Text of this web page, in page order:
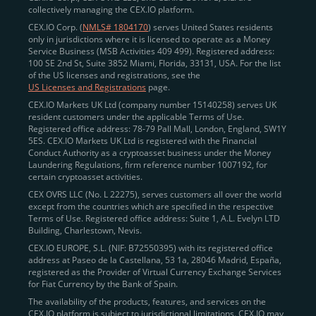
2 aprile 2019, prima di salire a un prezzo record di
$66.109,97 il 20 ottobre 2021, lo stesso giorno di
Bitcoin.
Come acquistare wrapped
Bitcoin con una carta di debito
o credito
Quando si tratta di acquistare cripto, hai molte
opzioni da considerare. Potrebbero esserci sportelli
automatici Bitcoin nella tua città che supportano la
moneta wBTC o puoi registrare un account in un
exchange decentralizzato per convertire i tuoi token
ERC-20 in wBTC.
Ma se stai cercando un modo affidabile e semplice
per acquistare cripto, avrai bisogno di
unapiattaforma di trading criptorobusta come
collectively managing the CEX.IO platform.
CEX.IO Corp. (NMLS# 1804170) serves United States residents
only in jurisdictions where it is licensed to operate as a Money
Service Business (MSB Activities 409 499). Registered address:
100 SE 2nd St, Suite 3852 Miami, Florida, 33131, USA. For the list
of the US licenses and registrations, see the
US Licenses and Registrations page.
CEX.IO Markets UK Ltd (company number 15140258) serves UK
resident customers under the applicable Terms of Use.
Registered office address: 78-79 Pall Mall, London, England, SW1Y
5ES. CEX.IO Markets UK Ltd is registered with the Financial
Conduct Authority as a cryptoasset business under the Money
Laundering Regulations, firm reference number 1007192, for
certain cryptoasset activities.
CEX OVRS LLC (No. L 22275), serves customers all over the world
except from the countries which are specified in the respective
Terms of Use. Registered office address: Suite 1, A.L. Evelyn LTD
Building, Charlestown, Nevis.
CEX.IO EUROPE, S.L. (NIF: B72550395) with its registered office
address at Paseo de la Castellana, 53 1a, 28046 Madrid, España,
registered as the Provider of Virtual Currency Exchange Services
for Fiat Currency by the Bank of Spain.
The availability of the products, features, and services on the
CEX.IO platform is subject to jurisdictional limitations. CEX.IO may